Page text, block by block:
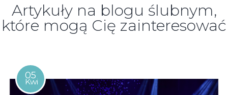
Artykuły na blogu ślubnym,
które mogą Cię zainteresować
05
Kwi